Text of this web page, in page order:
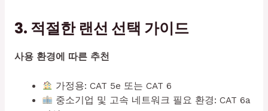
3. 적절한 랜선 선택 가이드
사용 환경에 따른 추천
가정용: CAT 5e 또는 CAT 6
중소기업 및 고속 네트워크 필요 환경: CAT 6a